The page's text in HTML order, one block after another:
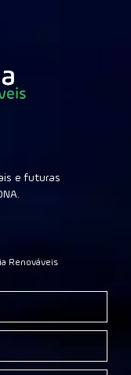
e futuras
Renováveis